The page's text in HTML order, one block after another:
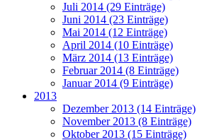
Juli 2014 (29 Einträge)
Juni 2014 (23 Einträge)
Mai 2014 (12 Einträge)
April 2014 (10 Einträge)
März 2014 (13 Einträge)
Februar 2014 (8 Einträge)
Januar 2014 (9 Einträge)
2013
Dezember 2013 (14 Einträge)
November 2013 (8 Einträge)
Oktober 2013 (15 Einträge)